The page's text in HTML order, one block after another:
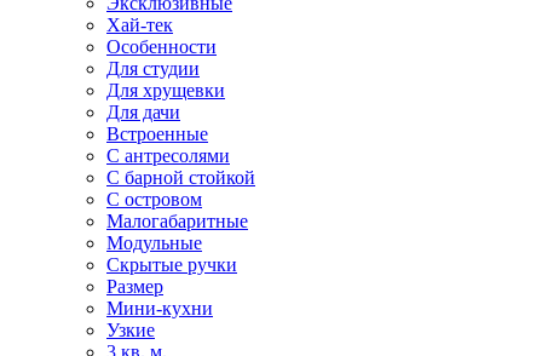
Хай-тек
Особенности
Для студии
Для хрущевки
Для дачи
Встроенные
С антресолями
С барной стойкой
С островом
Малогабаритные
Модульные
Скрытые ручки
Размер
Мини-кухни
Узкие
3 кв. м.